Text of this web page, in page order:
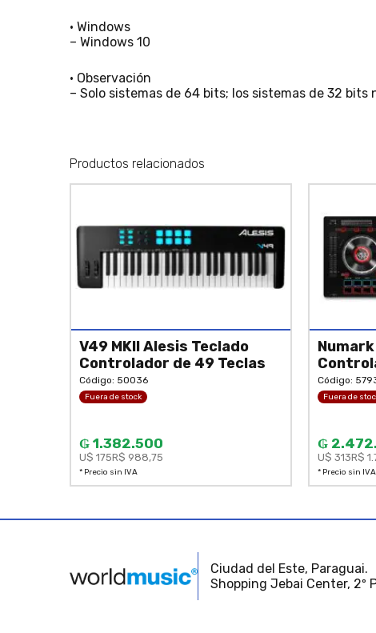
• Windows
– Windows 10
• Observación
– Solo sistemas de 64 bits; los sistemas de 32 bits
Productos relacionados
V49 MKII Alesis Teclado
Controlador de 49 Teclas
Código: 50036
Fuera de stock
₲ 1.382.500
U$ 175R$ 988,75
* Precio sin IVA
Código:
Fuera de
₲
U$ 313R$
* Precio sin IVA
Ciudad del Este, Paraguai.
Shopping Jebai Center, 2º